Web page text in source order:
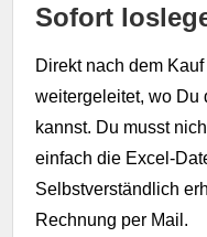
Sofort
Direkt nach dem
weitergeleitet, wo Du
kannst. Du musst
einfach die Excel-
Selbstverständlich
Rechnung per Mail.